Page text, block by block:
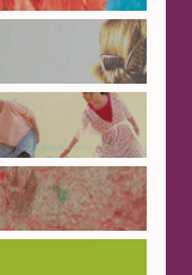
2017
2015
2013